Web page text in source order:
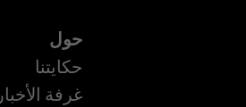
حول
حكايتنا
غرفة الأخبار